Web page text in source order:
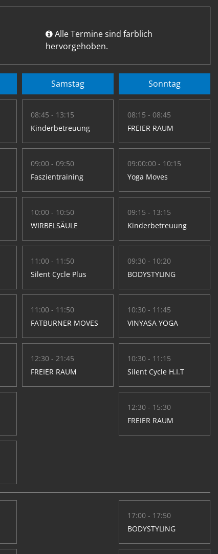
Alle Termine sind farblich
hervorgehoben.
Samstag
08:45 - 13:15
Kinderbetreuung
09:00 - 09:50
Faszientraining
10:00 - 10:50
WIRBELSÄULE
11:00 - 11:50
Silent Cycle Plus
11:00 - 11:50
FATBURNER MOVES
12:30 - 21:45
FREIER RAUM
Sonntag
08:15 - 08:45
FREIER RAUM
09:00:00 - 10:15
Yoga Moves
09:15 - 13:15
Kinderbetreuung
09:30 - 10:20
BODYSTYLING
10:30 - 11:45
VINYASA YOGA
10:30 - 11:15
Silent Cycle H.I.T
12:30 - 15:30
FREIER RAUM
17:00 - 17:50
BODYSTYLING